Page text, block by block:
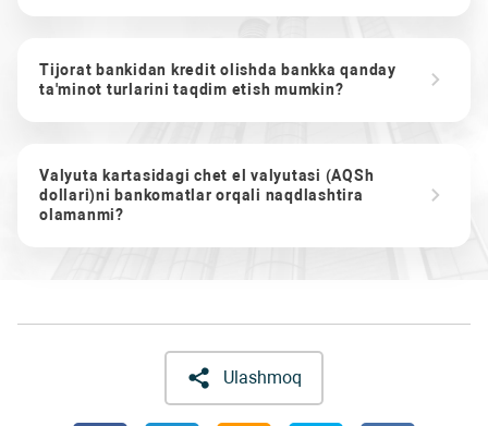
Tijorat bankidan kredit olishda bankka qanday
ta'minot turlarini taqdim etish mumkin?
Valyuta kartasidagi chet el valyutasi (AQSh
dollari)ni bankomatlar orqali naqdlashtira
olamanmi?
Ulashmoq